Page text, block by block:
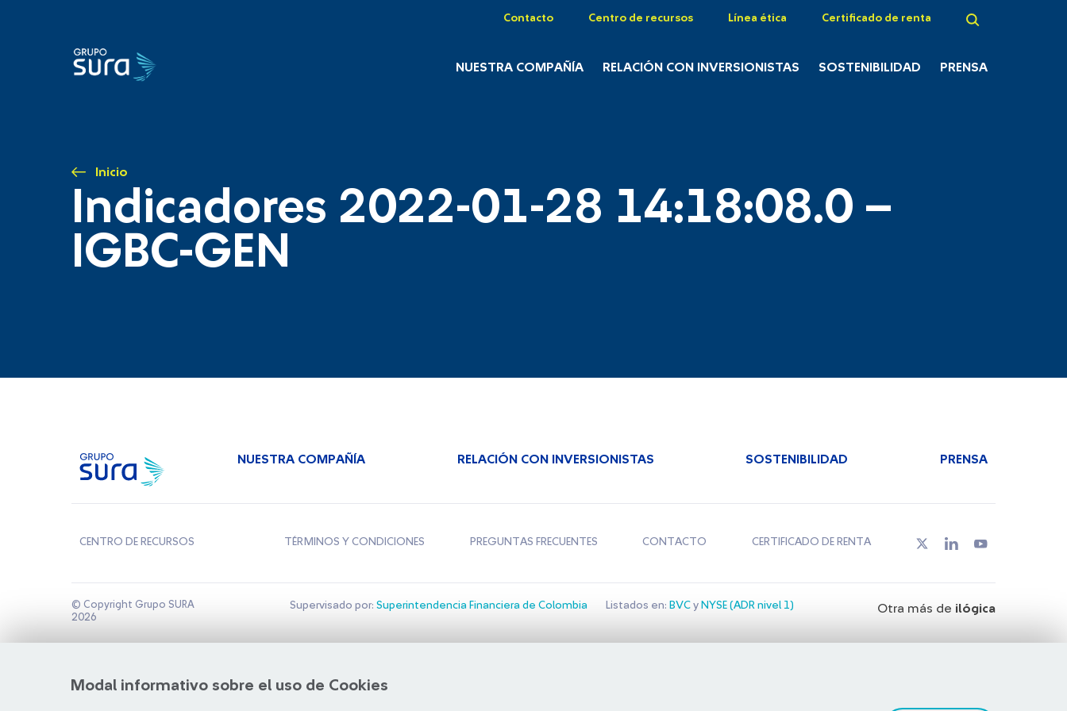
Contacto Centro de recursos Línea ética Certificado de renta
NUESTRA COMPAÑÍA RELACIÓN CON INVERSIONISTAS SOSTENIBILIDAD PRENSA
Inicio
Indicadores 2022-01-28 14:18:08.0 –
IGBC-GEN
Modal informativo sobre el uso de Cookies
NUESTRA COMPAÑÍA RELACIÓN CON INVERSIONISTAS SOSTENIBILIDAD PRENSA
CENTRO DE RECURSOS TÉRMINOS Y CONDICIONES PREGUNTAS FRECUENTES CONTACTO CERTIFICADO DE RENTA
© Copyright Grupo SURA
2026
Supervisado por: Superintendencia Financiera de Colombia Listados en: BVCy NYSE (ADR nivel 1) Otra más de ilógica